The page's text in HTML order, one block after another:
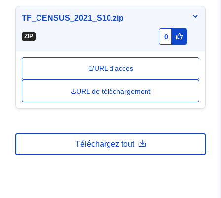
TF_CENSUS_2021_S10.zip
ZIP - 0
URL d'accès
URL de téléchargement
Téléchargez tout